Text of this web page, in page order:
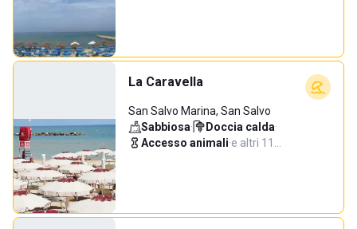
La Caravella
San Salvo Marina, San Salvo
Sabbiosa· Doccia calda·
Accesso animali·e altri 11…